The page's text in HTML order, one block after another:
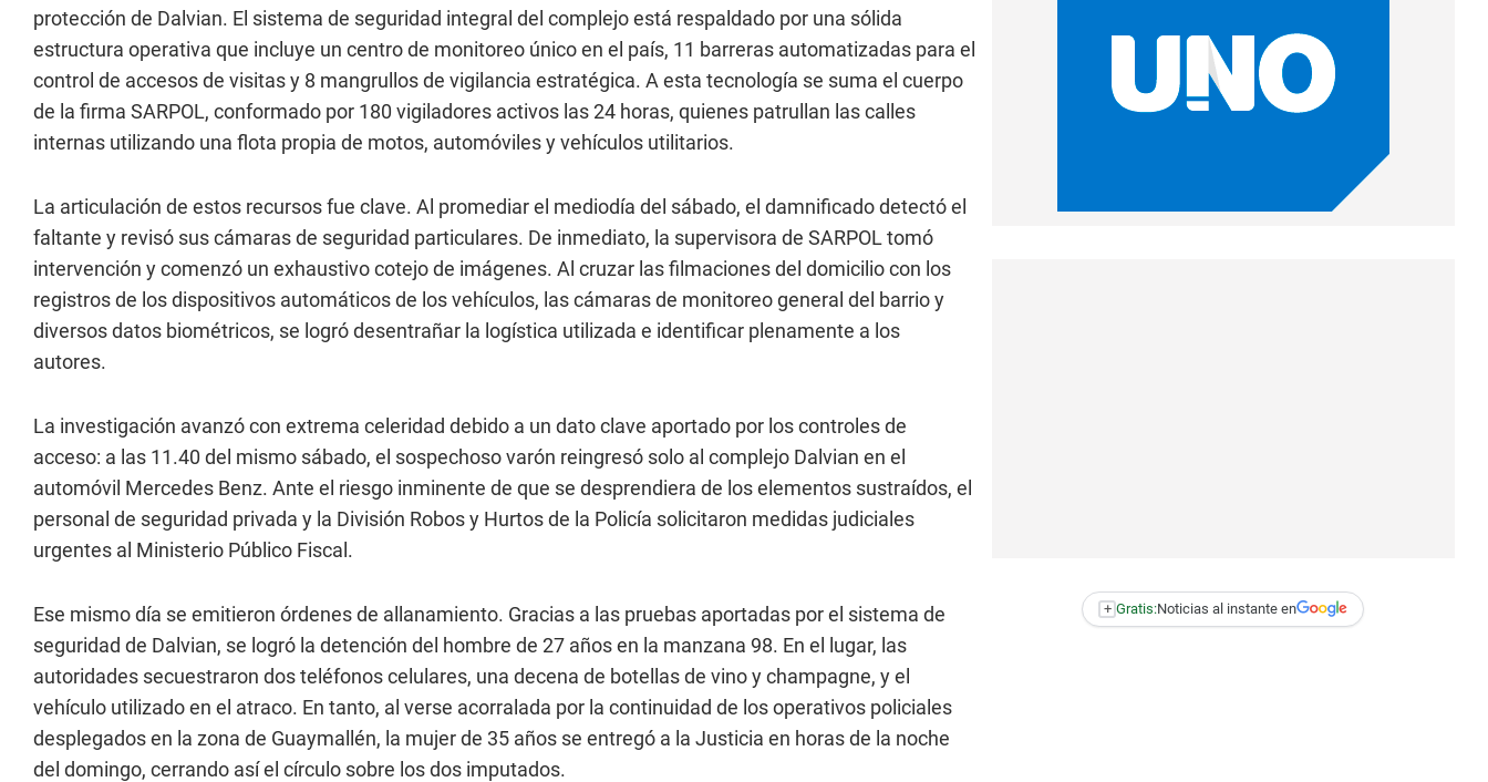
protección de Dalvian. El sistema de seguridad integral del complejo está respaldado por una sólida
estructura operativa que incluye un centro de monitoreo único en el país, 11 barreras automatizadas para el
control de accesos de visitas y 8 mangrullos de vigilancia estratégica. A esta tecnología se suma el cuerpo
de la firma SARPOL, conformado por 180 vigiladores activos las 24 horas, quienes patrullan las calles
internas utilizando una flota propia de motos, automóviles y vehículos utilitarios.
La articulación de estos recursos fue clave. Al promediar el mediodía del sábado, el damnificado detectó el
faltante y revisó sus cámaras de seguridad particulares. De inmediato, la supervisora de SARPOL tomó
intervención y comenzó un exhaustivo cotejo de imágenes. Al cruzar las filmaciones del domicilio con los
registros de los dispositivos automáticos de los vehículos, las cámaras de monitoreo general del barrio y
diversos datos biométricos, se logró desentrañar la logística utilizada e identificar plenamente a los
autores.
La investigación avanzó con extrema celeridad debido a un dato clave aportado por los controles de
acceso: a las 11.40 del mismo sábado, el sospechoso varón reingresó solo al complejo Dalvian en el
automóvil Mercedes Benz. Ante el riesgo inminente de que se desprendiera de los elementos sustraídos, el
personal de seguridad privada y la División Robos y Hurtos de la Policía solicitaron medidas judiciales
urgentes al Ministerio Público Fiscal.
Ese mismo día se emitieron órdenes de allanamiento. Gracias a las pruebas aportadas por el sistema de
seguridad de Dalvian, se logró la detención del hombre de 27 años en la manzana 98. En el lugar, las
autoridades secuestraron dos teléfonos celulares, una decena de botellas de vino y champagne, y el
vehículo utilizado en el atraco. En tanto, al verse acorralada por la continuidad de los operativos policiales
desplegados en la zona de Guaymallén, la mujer de 35 años se entregó a la Justicia en horas de la noche
del domingo, cerrando así el círculo sobre los dos imputados.
+ Gratis:Noticias al instante en